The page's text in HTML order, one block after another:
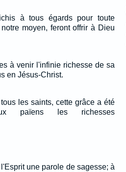
à tous égards pour toute
moyen, feront offrir à Dieu
à venir l'infinie richesse de sa
en Jésus-Christ.
les saints, cette grâce a été
païens les richesses
une parole de sagesse; à